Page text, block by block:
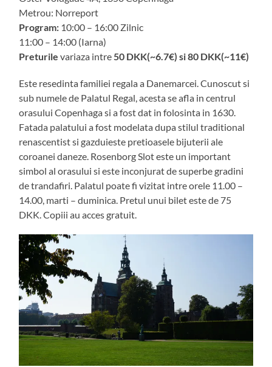
Metrou: Norreport
Program: 10:00 – 16:00 Zilnic
11:00 – 14:00 (Iarna)
Preturilevariaza intre50 DKK(~6.7€) si 80 DKK(~11€)
Este resedinta familiei regala a Danemarcei. Cunoscut si
sub numele de Palatul Regal, acesta se afla in centrul
orasului Copenhaga si a fost dat in folosinta in 1630.
Fatada palatului a fost modelata dupa stilul traditional
renascentist si gazduieste pretioasele bijuterii ale
coroanei daneze. Rosenborg Slot este un important
simbol al orasului si este inconjurat de superbe gradini
de trandafiri. Palatul poate fi vizitat intre orele 11.00 –
14.00, marti – duminica. Pretul unui bilet este de 75
DKK. Copiii au acces gratuit.